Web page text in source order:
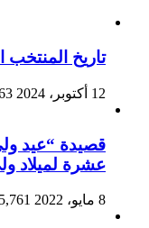
تاريخ
12 أكتوبر، 2024
قصيدة “عيد
عشرة لميلاد
8 مايو، 2022